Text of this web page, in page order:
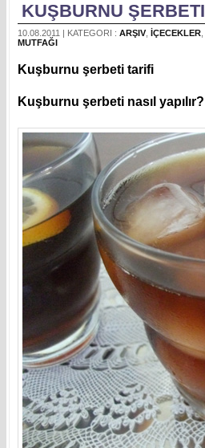
KUŞBURNU ŞERBETI
10.08.2011 | KATEGORI : ARŞIV, İÇECEKLER
MUTFAĞI
Kuşburnu şerbeti tarifi
Kuşburnu şerbeti nasıl yapılır?